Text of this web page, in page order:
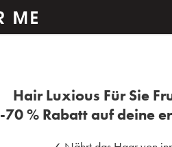
Hair Luxious Für Sie
-70 % Rabatt auf deine